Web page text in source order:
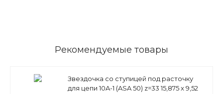
Рекомендуемые товары
Звездочка со ступицей под расточку
для цепи 10A-1 (ASA 50) z=33 15,875 x 9,52